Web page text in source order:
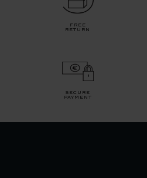
free
return
secure
payment